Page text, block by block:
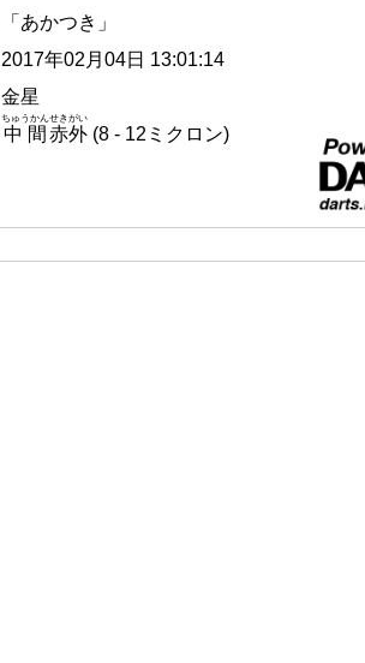
「あかつき」
2017年02月04日 13:01:14
金星
中間
ちゅうかん
赤外
せきがい
(8 - 12ミクロン)